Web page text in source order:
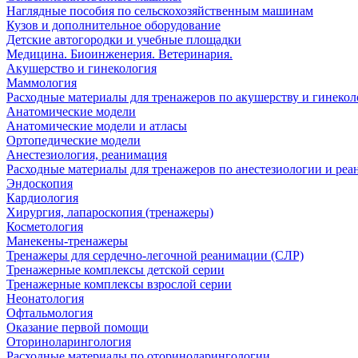
Наглядные пособия по сельскохозяйственным машинам
Кузов и дополнительное оборудование
Детские автогородки и учебные площадки
Медицина. Биоинженерия. Ветеринария.
Акушерство и гинекология
Маммология
Расходные материалы для тренажеров по акушерству и
Анатомические модели
Анатомические модели и атласы
Ортопедические модели
Анестезиология, реанимация
Расходные материалы для тренажеров по анестезиологии и
Эндоскопия
Кардиология
Хирургия, лапароскопия (тренажеры)
Косметология
Манекены-тренажеры
Тренажеры для сердечно-легочной реанимации (СЛР)
Тренажерные комплексы детской серии
Тренажерные комплексы взрослой серии
Неонатология
Офтальмология
Оказание первой помощи
Оториноларингология